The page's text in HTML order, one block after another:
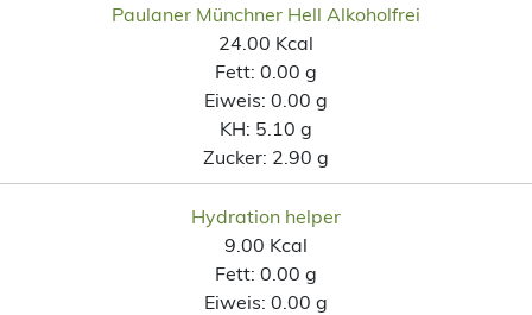
Paulaner Münchner Hell Alkoholfrei
24.00 Kcal
Fett: 0.00 g
Eiweis: 0.00 g
KH: 5.10 g
Zucker: 2.90 g
Hydration helper
9.00 Kcal
Fett: 0.00 g
Eiweis: 0.00 g